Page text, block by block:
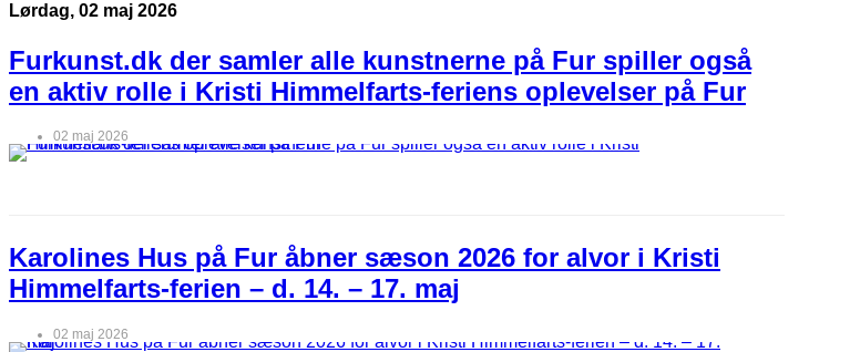
Lørdag, 02 maj 2026
Furkunst.dk der samler alle kunstnerne på Fur spiller også
en aktiv rolle i Kristi Himmelfarts-feriens oplevelser på Fur
02 maj 2026
Karolines Hus på Fur åbner sæson 2026 for alvor i Kristi
Himmelfarts-ferien – d. 14. – 17. maj
02 maj 2026